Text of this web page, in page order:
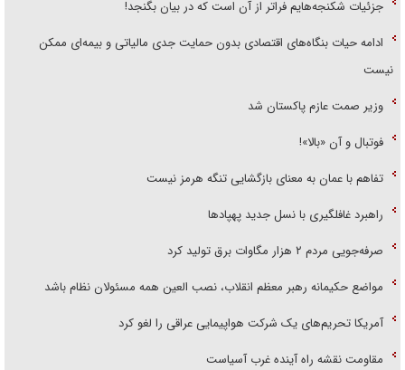
جزئیات شکنجه‌هایم فراتر از آن است که در بیان بگنجد!
ادامه حیات بنگاه‌های اقتصادی بدون حمایت جدی مالیاتی و بیمه‌ای ممکن
نیست
وزیر صمت عازم پاکستان شد
فوتبال و آن «بالا»!
تفاهم با عمان به معنای بازگشایی تنگه هرمز نیست
راهبرد غافلگیری با نسل جدید پهپاد‌ها
صرفه‌جویی مردم ۲ هزار مگاوات برق تولید کرد
مواضع حکیمانه رهبر معظم انقلاب، نصب العین همه مسئولان نظام باشد
آمریکا تحریم‌های یک شرکت هواپیمایی عراقی را لغو کرد
مقاومت نقشه راه آینده غرب آسیاست